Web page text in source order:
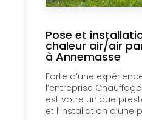
Pose et
chaleur air/air
à Annemasse
Forte d’une
l’entreprise
est votre unique
et l’installation d’une